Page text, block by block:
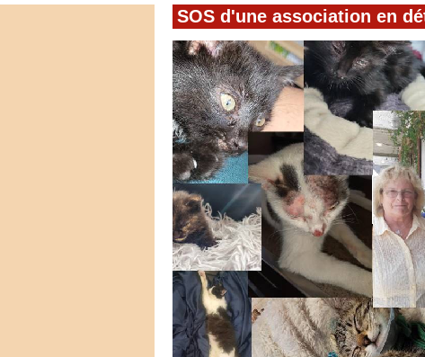
SOS d'une association en